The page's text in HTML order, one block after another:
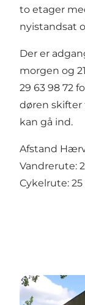
to etager
nyistandsat
Der er
morgen og
29 63 98 72
døren skifter
kan gå ind.
Afstand
Vandrerute:
Cykelrute: 25